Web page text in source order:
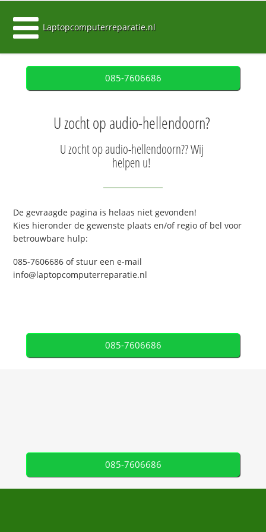
Laptopcomputerreparatie.nl
085-7606686
U zocht op audio-hellendoorn?
U zocht op audio-hellendoorn?? Wij
helpen u!
De gevraagde pagina is helaas niet gevonden!
Kies hieronder de gewenste plaats en/of regio of bel voor
betrouwbare hulp:
085-7606686 of stuur een e-mail
info@laptopcomputerreparatie.nl
085-7606686
085-7606686